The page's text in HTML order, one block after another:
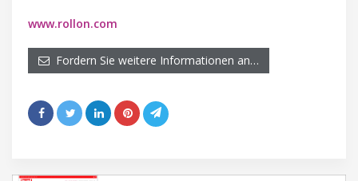
www.rollon.com
Fordern Sie weitere Informationen an…